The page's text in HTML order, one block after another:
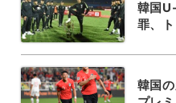
韓国
罪、
韓国